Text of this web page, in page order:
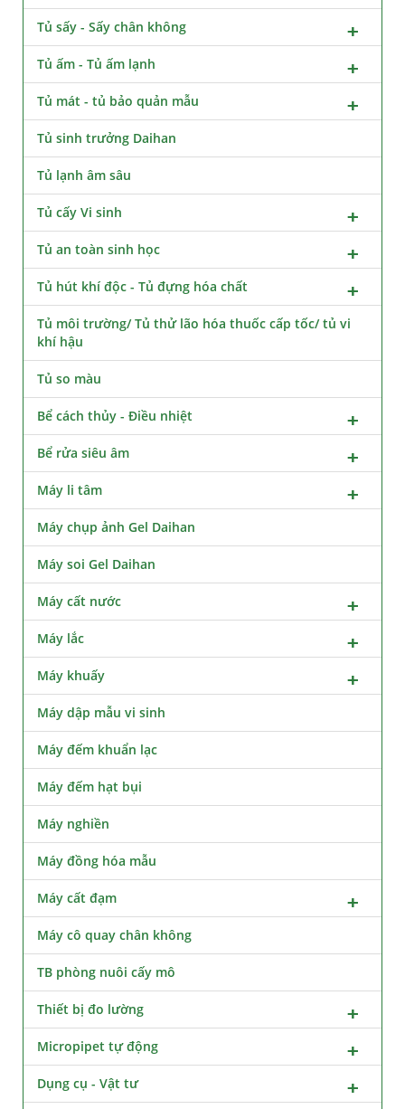
Tủ sấy - Sấy chân không
Tủ ấm - Tủ ấm lạnh
Tủ mát - tủ bảo quản mẫu
Tủ sinh trưởng Daihan
Tủ lạnh âm sâu
Tủ cấy Vi sinh
Tủ an toàn sinh học
Tủ hút khí độc - Tủ đựng hóa chất
Tủ môi trường/ Tủ thử lão hóa thuốc cấp tốc/ tủ vi
khí hậu
Tủ so màu
Bể cách thủy - Điều nhiệt
Bể rửa siêu âm
Máy li tâm
Máy chụp ảnh Gel Daihan
Máy soi Gel Daihan
Máy cất nước
Máy lắc
Máy khuấy
Máy dập mẫu vi sinh
Máy đếm khuẩn lạc
Máy đếm hạt bụi
Máy nghiền
Máy đồng hóa mẫu
Máy cất đạm
Máy cô quay chân không
TB phòng nuôi cấy mô
Thiết bị đo lường
Micropipet tự động
Dụng cụ - Vật tư